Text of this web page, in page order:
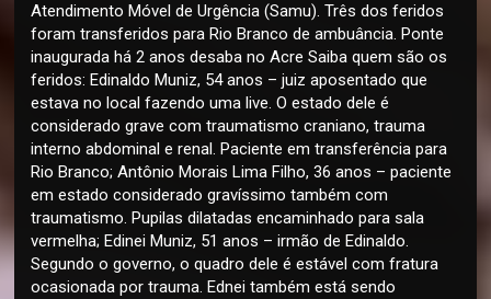
Atendimento Móvel de Urgência (Samu). Três dos feridos
foram transferidos para Rio Branco de ambuância. Ponte
inaugurada há 2 anos desaba no Acre Saiba quem são os
feridos: Edinaldo Muniz, 54 anos – juiz aposentado que
estava no local fazendo uma live. O estado dele é
considerado grave com traumatismo craniano, trauma
interno abdominal e renal. Paciente em transferência para
Rio Branco; Antônio Morais Lima Filho, 36 anos – paciente
em estado considerado gravíssimo também com
traumatismo. Pupilas dilatadas encaminhado para sala
vermelha; Edinei Muniz, 51 anos – irmão de Edinaldo.
Segundo o governo, o quadro dele é estável com fratura
ocasionada por trauma. Ednei também está sendo